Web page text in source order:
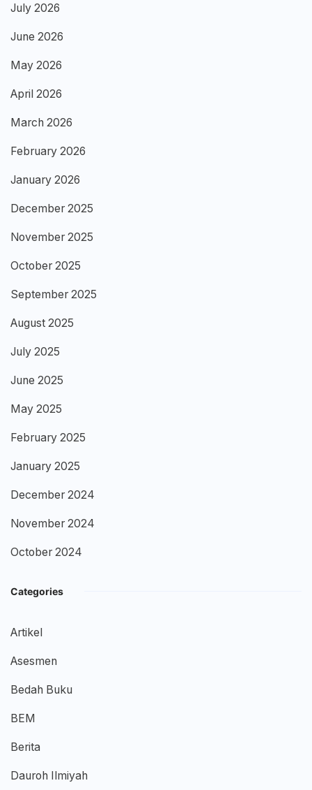
July 2026
June 2026
May 2026
April 2026
March 2026
February 2026
January 2026
December 2025
November 2025
October 2025
September 2025
August 2025
July 2025
June 2025
May 2025
February 2025
January 2025
December 2024
November 2024
October 2024
Categories
Artikel
Asesmen
Bedah Buku
BEM
Berita
Dauroh Ilmiyah